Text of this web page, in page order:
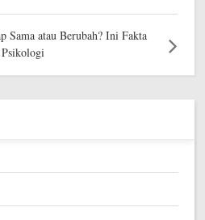
Sama atau Berubah? Ini Fakta